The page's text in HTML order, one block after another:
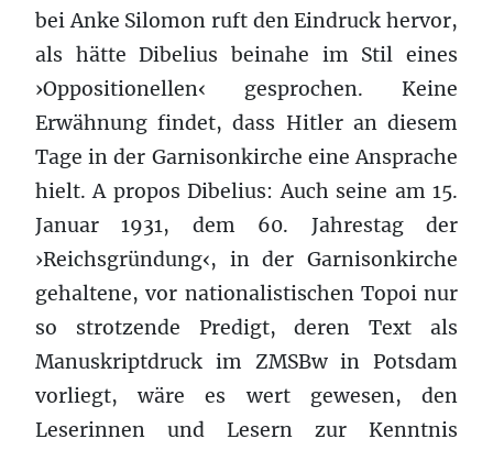
bei Anke Silomon ruft den Eindruck hervor,
als hätte Dibelius beinahe im Stil eines
›Oppositionellen‹ gesprochen. Keine
Erwähnung findet, dass Hitler an diesem
Tage in der Garnisonkirche eine Ansprache
hielt. A propos Dibelius: Auch seine am 15.
Januar 1931, dem 60. Jahrestag der
›Reichsgründung‹, in der Garnisonkirche
gehaltene, vor nationalistischen Topoi nur
so strotzende Predigt, deren Text als
Manuskriptdruck im ZMSBw in Potsdam
vorliegt, wäre es wert gewesen, den
Leserinnen und Lesern zur Kenntnis